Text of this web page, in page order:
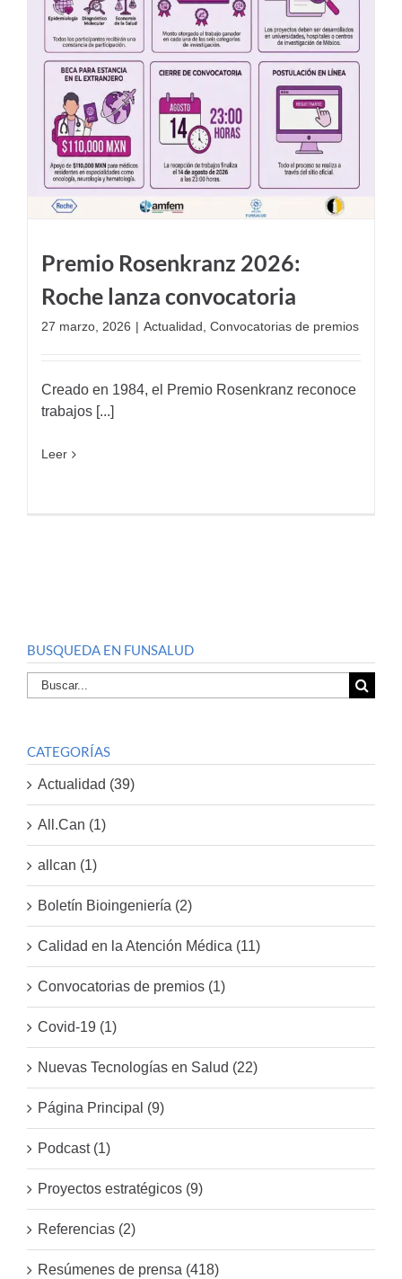
Premio Rosenkranz 2026:
Roche lanza convocatoria
27 marzo, 2026 | Actualidad, Convocatorias de premios
Creado en 1984, el Premio Rosenkranz reconoce
trabajos [...]
Leer
BUSQUEDA EN FUNSALUD
Buscar
por:
CATEGORÍAS
Actualidad (39)
All.Can (1)
allcan (1)
Boletín Bioingeniería (2)
Calidad en la Atención Médica (11)
Convocatorias de premios (1)
Covid-19 (1)
Nuevas Tecnologías en Salud (22)
Página Principal (9)
Podcast (1)
Proyectos estratégicos (9)
Referencias (2)
Resúmenes de prensa (418)